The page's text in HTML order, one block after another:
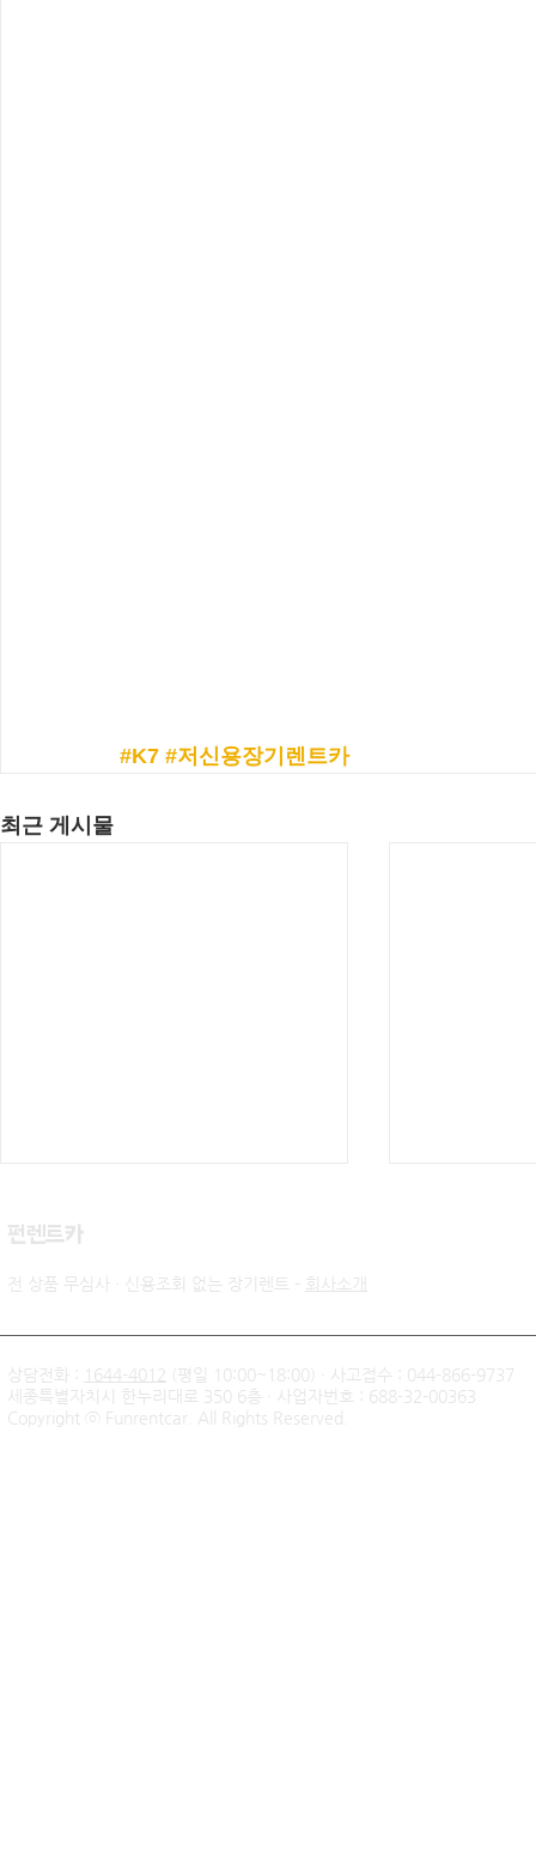
#K7 #저신용장기렌트카
최근 게시물
신불자 기아 쏘렌토 하이브리
드 무심사 장기렌트 출고후기
팰리세이드
​펀렌트카
전 상품 무심사 · 신용조회 없는 장기렌트 - 회사소개
상담전화 : 1644-4012
(평일 10:00~18:00) · 사고접수 : 044-866-9737
세종특별자치시 한누리대로 350 6층 · 사업자번호 : 688-32-00363
Copyright ⓒ Funrentcar. All Rights Reserved.